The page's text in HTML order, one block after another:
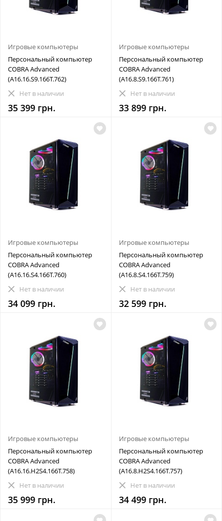
Игровые компьютеры
Персональный компьютер
COBRA Advanced
(A16.16.S9.166T.762)
Нет в наличии
35 399 грн.
Игровые компьютеры
Персональный компьютер
COBRA Advanced
(A16.8.S9.166T.761)
Нет в наличии
33 899 грн.
Игровые компьютеры
Персональный компьютер
COBRA Advanced
(A16.16.S4.166T.760)
Нет в наличии
34 099 грн.
Игровые компьютеры
Персональный компьютер
COBRA Advanced
(A16.8.S4.166T.759)
Нет в наличии
32 599 грн.
Игровые компьютеры
Персональный компьютер
COBRA Advanced
(A16.16.H2S4.166T.758)
Нет в наличии
35 999 грн.
Игровые компьютеры
Персональный компьютер
COBRA Advanced
(A16.8.H2S4.166T.757)
Нет в наличии
34 499 грн.